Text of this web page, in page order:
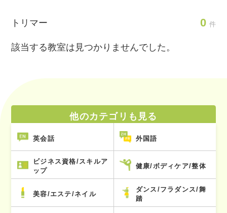
トリマー 0 件
該当する教室は見つかりませんでした。
他のカテゴリも見る
英会話 外国語
ビジネス資格/スキルア
ップ
健康/ボディケア/整体
美容/エステ/ネイル
ダンス/フラダンス/舞
踏